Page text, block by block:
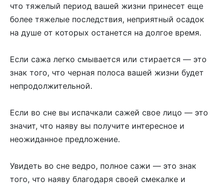
что тяжелый период вашей жизни принесет еще
более тяжелые последствия, неприятный осадок
на душе от которых останется на долгое время.
Если сажа легко смывается или стирается — это
знак того, что черная полоса вашей жизни будет
непродолжительной.
Если во сне вы испачкали сажей свое лицо — это
значит, что наяву вы получите интересное и
неожиданное предложение.
Увидеть во сне ведро, полное сажи — это знак
того, что наяву благодаря своей смекалке и